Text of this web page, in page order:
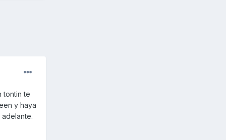
tontin te
y haya